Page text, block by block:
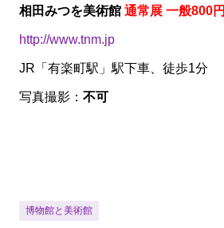
相田みつを美術館 通常展 一般800円
http://www.tnm.jp
JR「有楽町駅」駅下車、徒歩1分
写真撮影： 不可
博物館と美術館